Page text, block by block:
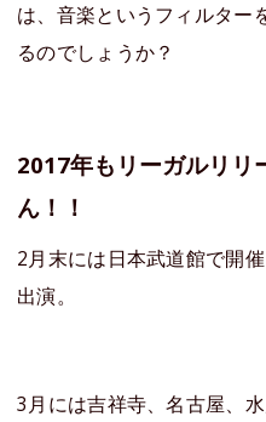
は、音楽というフィルター
るのでしょうか？
2017年もリーガルリリ
ん！！
2月末には日本武道館で開
出演。
3月には吉祥寺、名古屋、